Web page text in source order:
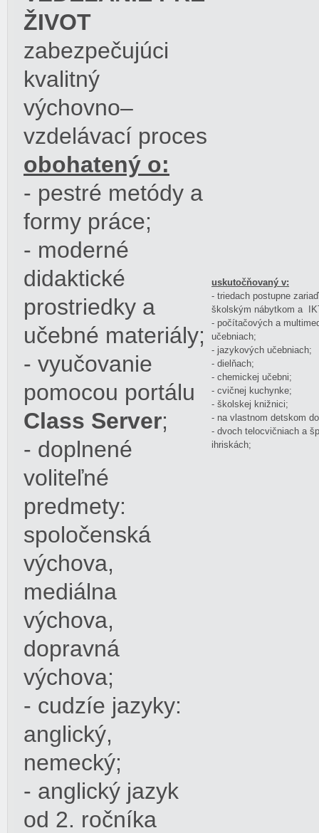
ŽIVOT
zabezpečujúci
kvalitný
výchovno–
vzdelávací proces
obohatený o:
- pestré metódy a
formy práce;
- moderné
didaktické
prostriedky a
učebné materiály;
- vyučovanie
pomocou portálu
Class Server;
- doplnené
voliteľné
predmety:
spoločenská
výchova,
mediálna
výchova,
dopravná
výchova;
- cudzíe jazyky:
anglický,
nemecký;
- anglický jazyk
od 2. ročníka
uskutočňovaný v:
- triedach postupne
školským nábytkom a
- počítačových a
učebniach;
- jazykových učebniach;
- dielňach;
- chemickej učebni;
- cvičnej kuchynke;
- školskej knižnici;
- na vlastnom detskom
- dvoch telocvičniach a
ihriskách;